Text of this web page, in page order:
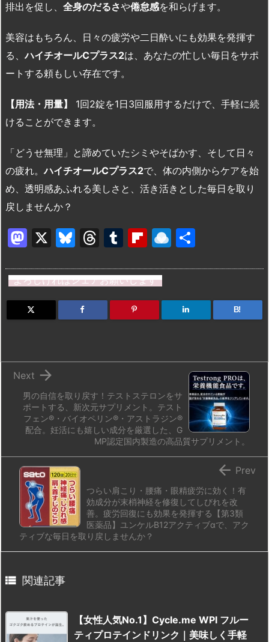
排出を促し、 全身のだるさや倦怠感を和らげます。
美容はもちろん、日々の疲労や二日酔いにも効果を発揮す
る、ハイチオールCプラス2は、あなたの忙しい毎日をサポ
ートする頼もしい存在です。
【用法・用量】
1回2錠を1日3回服用するだけで、手軽に続
けることができます。
「どうせ無理」と諦めていたシミやそばかす、そして日々
の疲れ。ハイチオールCプラス2で、体の内側からケアを始
め、透明感あふれる美しさと、活き活きとした毎日を取り
戻しませんか？
M
st
o
d
X
Bl
e
s
k
T
e
a
d
T
m
bl
r
Fl
b
o
ar
R
n
dr
o
よろしければシェアお願いします
B!
男の自信を取り戻す！テストステロンをサ
ポートする、新次元サプリメント。テスト
フェン®・バイオペリン®・アストラジン®
配合。妊活にも嬉しい成分を厳選した、G
MP認定国内製造の高品質サプリメント。

Next
つらい肩こり・腰痛・眼精疲労に効く！有
効成分が末梢神経を修復してしびれを改
善。疲労回復にも効果を発揮する【第3類
医薬品】ユンケルB12アクティブαで、アク
ティブな毎日を取り戻しませんか？
 Prev
 関連記事
【女性人気No.1】Cycle.me WPI フルー
ティプロテインドリンク｜美味しく手軽